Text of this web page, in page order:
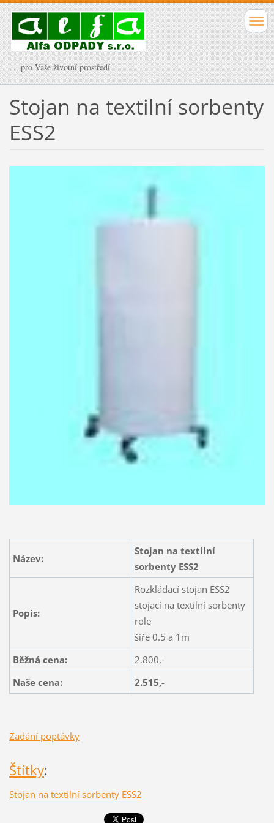
... pro Vaše životní prostředí
Stojan na textilní sorbenty
ESS2
Název:
Stojan na textilní
sorbenty ESS2
Popis:
Rozkládací stojan ESS2
stojací na textilní sorbenty
role
šíře 0.5 a 1m
Běžná cena:
2.800,-
Naše cena:
2.515,-
Zadání poptávky
Štítky:
Stojan na textilní sorbenty ESS2